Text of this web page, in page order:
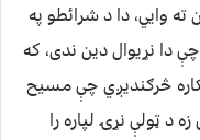
وایي، دا د شرائطو په
دا نړیوال دین ندی، که
څرګندیږي چې مسیح
د ټولې نړۍ لپاره را